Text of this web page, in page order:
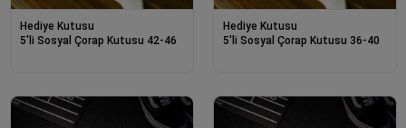
Hediye Kutusu
5'li Sosyal Çorap Kutusu 42-46
Hediye Kutusu
5'li Sosyal Çorap Kutusu 36-40